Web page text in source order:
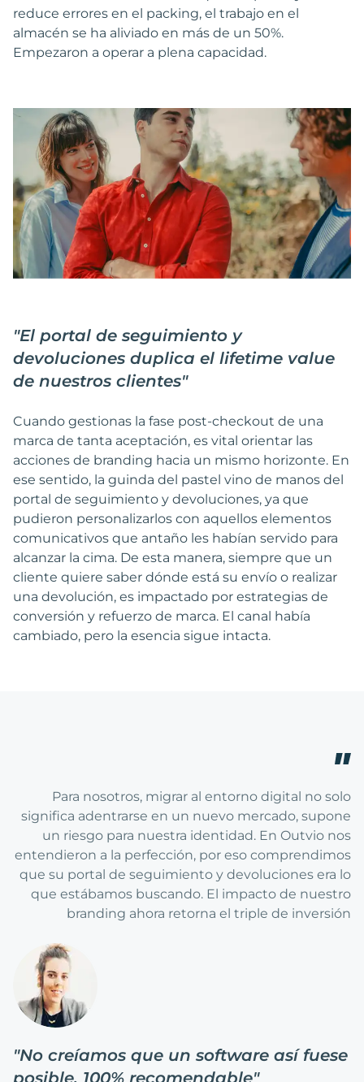
reduce errores en el packing, el trabajo en el
almacén se ha aliviado en más de un 50%.
Empezaron a operar a plena capacidad.
"El portal de seguimiento y
devoluciones duplica el lifetime value
de nuestros clientes"
Cuando gestionas la fase post-checkout de una
marca de tanta aceptación, es vital orientar las
acciones de branding hacia un mismo horizonte. En
ese sentido, la guinda del pastel vino de manos del
portal de seguimiento y devoluciones, ya que
pudieron personalizarlos con aquellos elementos
comunicativos que antaño les habían servido para
alcanzar la cima. De esta manera, siempre que un
cliente quiere saber dónde está su envío o realizar
una devolución, es impactado por estrategias de
conversión y refuerzo de marca. El canal había
cambiado, pero la esencia sigue intacta.
Para nosotros, migrar al entorno digital no solo
significa adentrarse en un nuevo mercado, supone
un riesgo para nuestra identidad. En Outvio nos
entendieron a la perfección, por eso comprendimos
que su portal de seguimiento y devoluciones era lo
que estábamos buscando. El impacto de nuestro
branding ahora retorna el triple de inversión
"No creíamos que un software así fuese
posible. 100% recomendable"